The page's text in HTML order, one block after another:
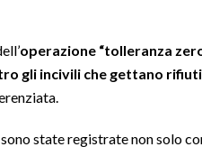
operazione “tolleranza
gli incivili che gettano
state registrate non solo